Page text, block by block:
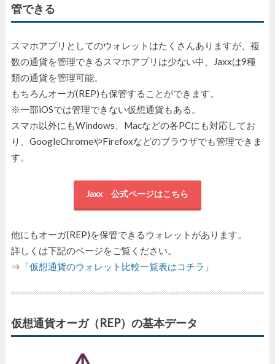
管できる
スマホアプリとしてのウォレットはたくさんありますが、複
数の通貨を管理できるスマホアプリは少ない中、Jaxxは9種
類の通貨を管理可能。
もちろんオーガ(REP)も保管することができます。
※一部iOSでは管理できない仮想通貨もある。
スマホ以外にもWindows、Macなどの各PCにも対応してお
り、GoogleChromeやFirefoxなどのブラウザでも管理できま
す。
Jaxx 公式ページはこちら
他にもオーガ(REP)を保管できるウォレットがあります。
詳しくは下記のページをご覧ください。
⇒「仮想通貨のウォレット比較一覧表はコチラ 」
仮想通貨オーガ（REP）の基本データ